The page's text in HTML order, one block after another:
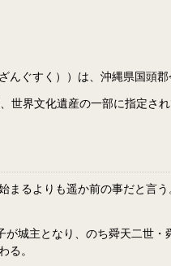
ぐすく））は、沖縄県国頭
世界文化遺産の一部に指定され
るよりも遥か前の事だと言
城主となり、のち舜天二世
る。